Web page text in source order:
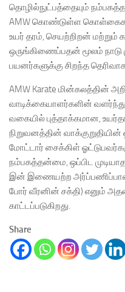
தொழில்நுட்பத்தையும்
AMW கொண்டுள்ள
உயர் தரம், செயற்றிறன்
ஒருங்கிணைப்பதன் மூலம்
பயனர்களுக்கு சிறந்த
AMW Karate மின்கலத்தின்
வாடிக்கையாளர்களின்
வகையில் புத்தாக்கமான,
நிறுவனத்தின் வாக்குறுதியின்
மோட்டார் சைக்கிள்
நம்பகத்தன்மை, ஒப்பிட
இன் இணையற்ற அர்ப்பணிப்பானது,
போர் வீரனின் சக்தி) எனும்
காட்டப்படுகிறது.
Share